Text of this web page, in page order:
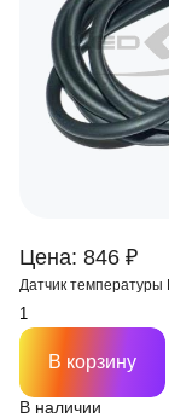
Цена: 846 ₽
Датчик температуры
В наличии
В корзину